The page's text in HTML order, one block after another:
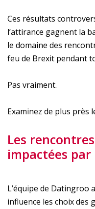
Ces résultats
l’attirance gagnent la
le domaine des
feu de Brexit pendant
Pas vraiment.
Examinez de plus près
Les
impactées
L’équipe de Datingroo
influence les choix des